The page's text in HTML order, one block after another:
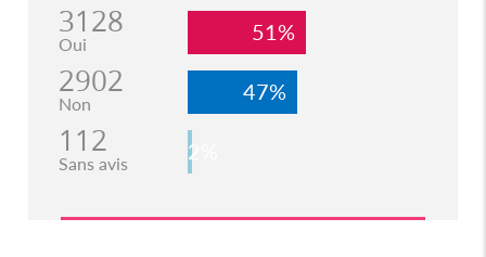
3128
Oui 51%
2902
Non 47%
112
Sans avis 2%